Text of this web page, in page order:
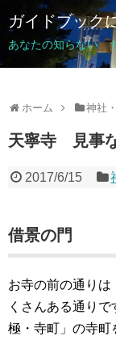
ガイドブック
あなたの知らない
ホーム 神社
天寧寺 見事
2017/6/15
借景の門
お寺の前の通りは
くさんある通り
極・寺町」の寺町